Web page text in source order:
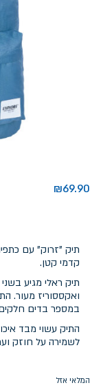
₪69.90
תיק "זרוק" עם
קדמי קטן.
תיק ראלי מגיע
ואקססוריז מעור.
במספר בדים
התיק עשוי מבד
לשמירה על חוזק
המלאי אזל